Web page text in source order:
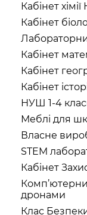
Кабінет
Кабінет
Кабінет
Кабінет
Кабінет
НУШ 1-4
Меблі для
Власне
STEM
Кабінет
дронами
Клас